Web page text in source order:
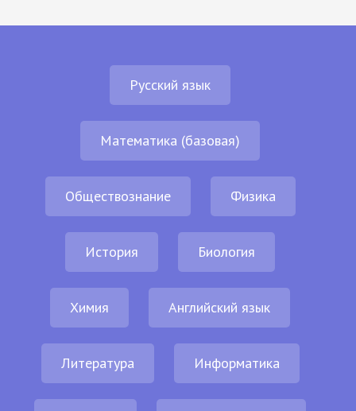
Русский язык
Математика (базовая)
Обществознание Физика
История Биология
Химия Английский язык
Литература Информатика